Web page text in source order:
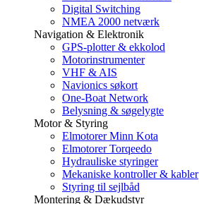
Digital Switching
NMEA 2000 netværk
Navigation & Elektronik
GPS-plotter & ekkolod
Motorinstrumenter
VHF & AIS
Navionics søkort
One-Boat Network
Belysning & søgelygte
Motor & Styring
Elmotorer Minn Kota
Elmotorer Torqeedo
Hydrauliske styringer
Mekaniske kontroller & kabler
Styring til sejlbåd
Montering & Dækudstyr